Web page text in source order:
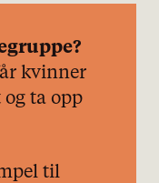
kvinner
ta opp
til